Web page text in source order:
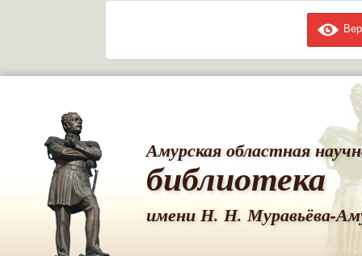
Амурская областная
библиотека
имени Н. Н. Муравьёва-